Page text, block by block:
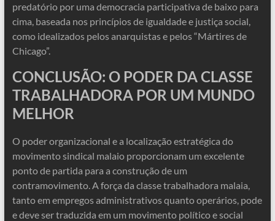
predatório por uma democracia participativa de baixo para
cima, baseada nos princípios de igualdade e justiça social,
como idealizados pelos anarquistas e pelos “Mártires de
Chicago”.
CONCLUSÃO: O PODER DA CLASSE
TRABALHADORA POR UM MUNDO
MELHOR
O poder organizacional e a localização estratégica do
movimento sindical malaio proporcionam um excelente
ponto de partida para a construção de um
contramovimento. A força da classe trabalhadora malaia,
tanto em empregos administrativos quanto operários, pode
e deve ser traduzida em um movimento político e social